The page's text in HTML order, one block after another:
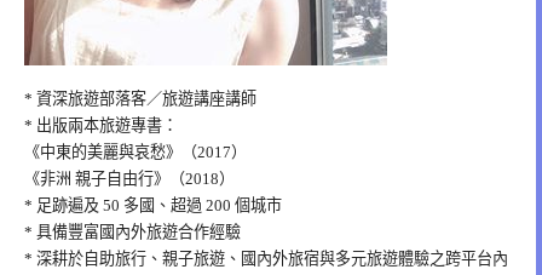
* 資深旅遊部落客／旅遊講座講師
* 出版兩本旅遊專書：
《中東的美麗與哀愁》（2017）
《非洲 親子自由行》（2018）
* 足跡遍及 50 多國、超過 200 個城市
* 具備豐富國內外旅遊合作經驗
* 深耕於自助旅行、親子旅遊、國內外旅宿與多元旅遊體驗之跨平台內